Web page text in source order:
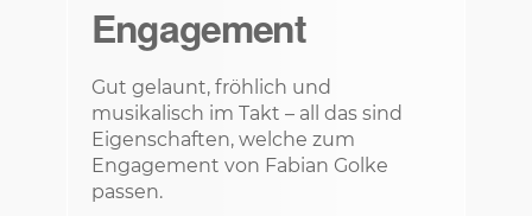
Engagement
Gut gelaunt, fröhlich und
musikalisch im Takt – all das sind
Eigenschaften, welche zum
Engagement von Fabian Golke
passen.